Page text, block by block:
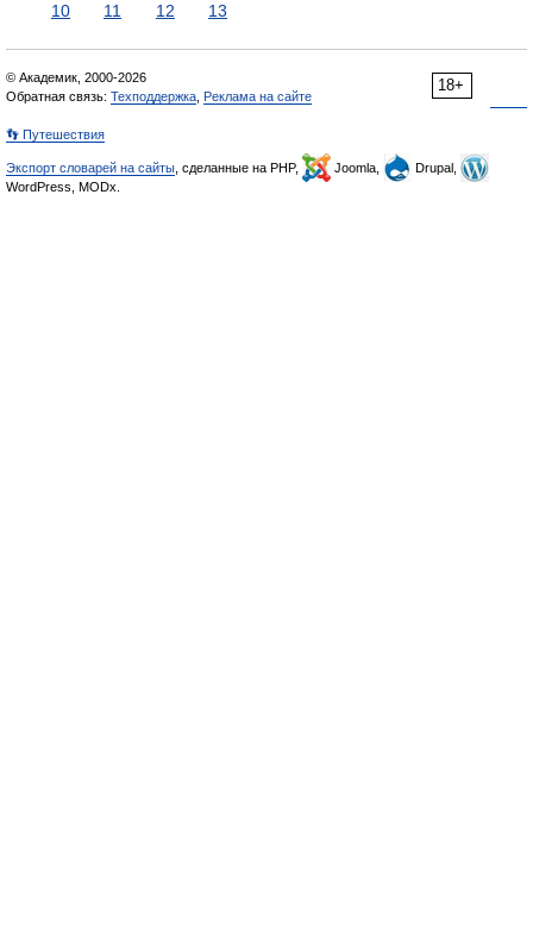
10
11 12 13
18+
© Академик, 2000-2026
Обратная связь: Техподдержка Реклама на сайте
👣 Путешествия
Экспорт словарей на сайты , сделанные на PHP, Joomla,
Drupal,
WordPress, MODx.